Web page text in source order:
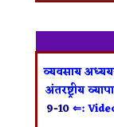
व्यवसाय
अंतरष्ट्रीय
9-10⇐: